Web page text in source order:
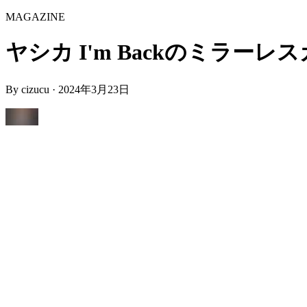
MAGAZINE
ヤシカ I'm Backのミラーレス
By cizucu · 2024年3月23日